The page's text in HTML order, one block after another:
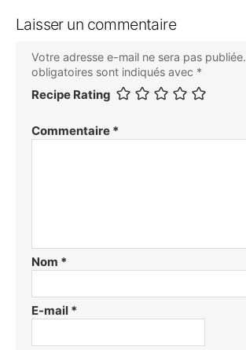
Laisser un commentaire
Votre adresse e-mail ne sera pas publiée.
obligatoires sont indiqués avec *
Recipe Rating
Commentaire *
Nom *
E-mail *